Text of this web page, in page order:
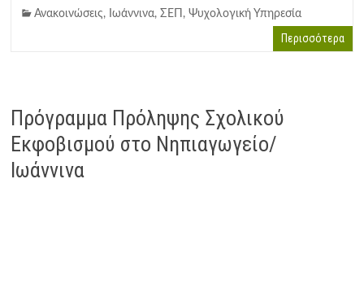
Ανακοινώσεις, Ιωάννινα,ΣΕΠ ,Ψυχολογική Υπηρεσία
Περισσότερα
Πρόγραμμα Πρόληψης Σχολικού
Εκφοβισμού στο Νηπιαγωγείο/
Ιωάννινα